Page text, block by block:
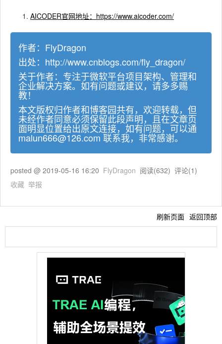
AICODER官网地址：https://www.aicoder.com/
作者： FlyDragon
出处： http://www.cnblogs.com/fly_dragon/
关于作者：专注于微软平台项目架构、管理和
企业解决方案。如有问题或建议，请多多赐
教！
本文版权归作者和博客园共有，欢迎转载，但
未经作者同意必须保留此段声明，且在文章页
面明显位置给出原文连接，如有问题，可以通
malun666@126.com 联系我，非常感谢。
posted @ 2019-05-16 16:20 FlyDragon 阅读(632) 评论(1)
收藏 举报
刷新页面 返回顶部